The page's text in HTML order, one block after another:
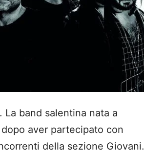
band salentina nata a
aver partecipato con
della sezione Giovani.